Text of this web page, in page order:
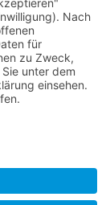
in Familie,